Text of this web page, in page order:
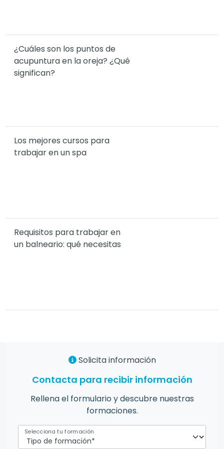
¿Cuáles son los puntos de
acupuntura en la oreja? ¿Qué
significan?
Los mejores cursos para
trabajar en un spa
Requisitos para trabajar en
un balneario: qué necesitas
Solicita información
Contacta para recibir información
Rellena el formulario y descubre nuestras
formaciones.
Selecciona tu formación